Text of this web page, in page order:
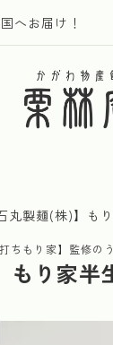
へお届け！
石丸製麺(株)】も
ちもり家】監修の
もり家